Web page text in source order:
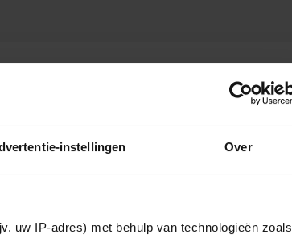
instellingen Over
uw IP-adres) met behulp van technologieën zoals